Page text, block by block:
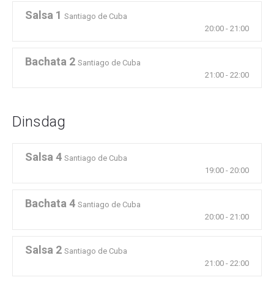
Salsa 1Santiago de Cuba
20:00- 21:00
Bachata 2Santiago de Cuba
21:00- 22:00
Dinsdag
Salsa 4Santiago de Cuba
19:00- 20:00
Bachata 4Santiago de Cuba
20:00- 21:00
Salsa 2Santiago de Cuba
21:00- 22:00